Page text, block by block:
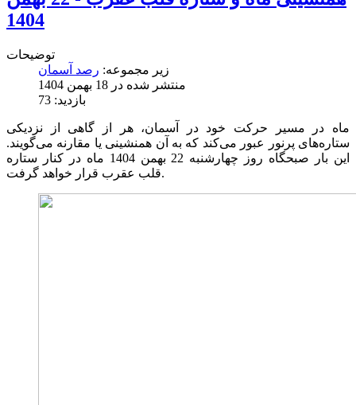
1404
توضیحات
زیر مجموعه: رصد آسمان
منتشر شده در 18 بهمن 1404
بازدید: 73
ماه در مسیر حرکت خود در آسمان، هر از گاهی از نزدیکی
ستاره‌های پرنور عبور می‌کند که به آن همنشینی یا مقارنه می‌گویند.
این بار صبحگاه روز چهارشنبه 22 بهمن 1404 ماه در کنار ستاره
قلب عقرب قرار خواهد گرفت.